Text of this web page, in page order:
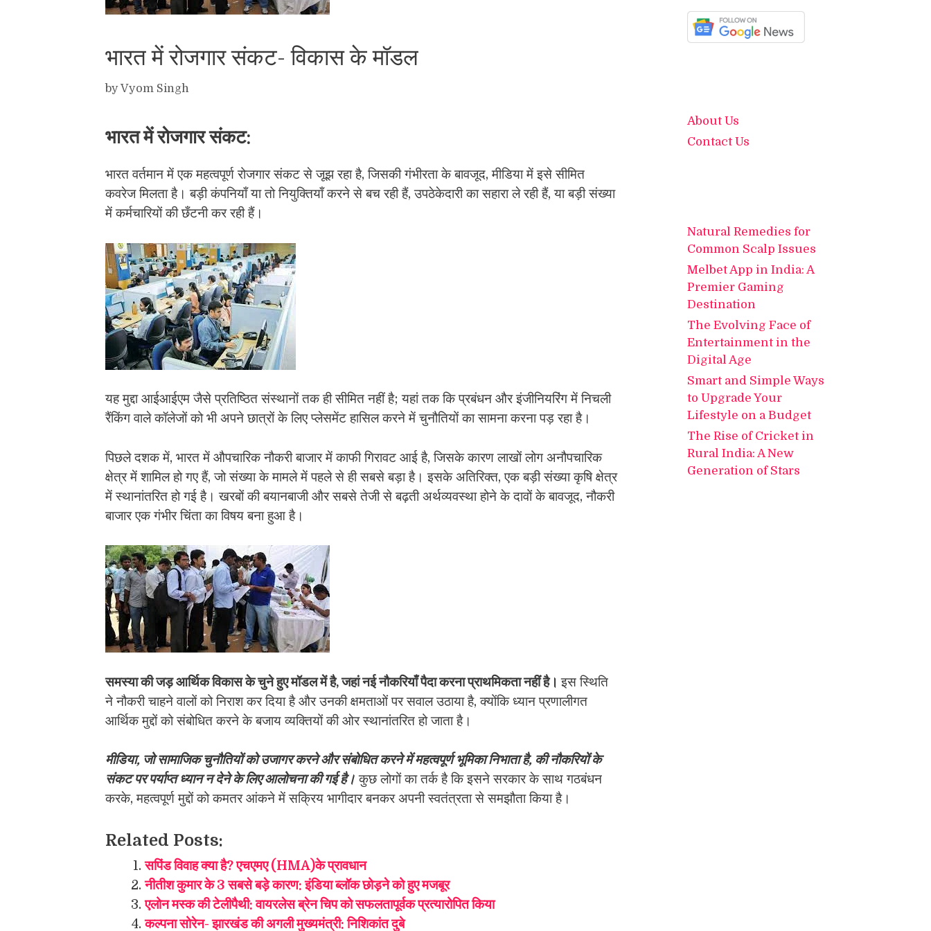
भारत में रोजगार संकट- विकास के मॉडल
byVyom Singh
भारत में रोजगार संकट:
भारत वर्तमान में एक महत्वपूर्ण रोजगार संकट से जूझ रहा है, जिसकी गंभीरता के बावजूद, मीडिया में इसे सीमित
कवरेज मिलता है। बड़ी कंपनियाँ या तो नियुक्तियाँ करने से बच रही हैं, उपठेकेदारी का सहारा ले रही हैं, या बड़ी संख्या
में कर्मचारियों की छँटनी कर रही हैं।
यह मुद्दा आईआईएम जैसे प्रतिष्ठित संस्थानों तक ही सीमित नहीं है; यहां तक ​​कि प्रबंधन और इंजीनियरिंग में निचली
रैंकिंग वाले कॉलेजों को भी अपने छात्रों के लिए प्लेसमेंट हासिल करने में चुनौतियों का सामना करना पड़ रहा है।
पिछले दशक में, भारत में औपचारिक नौकरी बाजार में काफी गिरावट आई है, जिसके कारण लाखों लोग अनौपचारिक
क्षेत्र में शामिल हो गए हैं, जो संख्या के मामले में पहले से ही सबसे बड़ा है। इसके अतिरिक्त, एक बड़ी संख्या कृषि क्षेत्र
में स्थानांतरित हो गई है। खरबों की बयानबाजी और सबसे तेजी से बढ़ती अर्थव्यवस्था होने के दावों के बावजूद, नौकरी
बाजार एक गंभीर चिंता का विषय बना हुआ है।
समस्या की जड़ आर्थिक विकास के चुने हुए मॉडल में है, जहां नई नौकरियाँ पैदा करना प्राथमिकता नहीं है।इस स्थिति
ने नौकरी चाहने वालों को निराश कर दिया है और उनकी क्षमताओं पर सवाल उठाया है, क्योंकि ध्यान प्रणालीगत
आर्थिक मुद्दों को संबोधित करने के बजाय व्यक्तियों की ओर स्थानांतरित हो जाता है।
मीडिया, जो सामाजिक चुनौतियों को उजागर करने और संबोधित करने में महत्वपूर्ण भूमिका निभाता है, की नौकरियों के
संकट पर पर्याप्त ध्यान न देने के लिए आलोचना की गई है। कुछ लोगों का तर्क है कि इसने सरकार के साथ गठबंधन
करके, महत्वपूर्ण मुद्दों को कमतर आंकने में सक्रिय भागीदार बनकर अपनी स्वतंत्रता से समझौता किया है।
Related Posts:
सपिंड विवाह क्या है? एचएमए (HMA)के प्रावधान
नीतीश कुमार के 3 सबसे बड़े कारण: इंडिया ब्लॉक छोड़ने को हुए मजबूर
एलोन मस्क की टेलीपैथी: वायरलेस ब्रेन चिप को सफलतापूर्वक प्रत्यारोपित किया
कल्पना सोरेन- झारखंड की अगली मुख्यमंत्री: निशिकांत दुबे
About Us
Contact Us
Natural Remedies for
Common Scalp Issues
Melbet App in India: A
Premier Gaming
Destination
The Evolving Face of
Entertainment in the
Digital Age
Smart and Simple Ways
to Upgrade Your
Lifestyle on a Budget
The Rise of Cricket in
Rural India: A New
Generation of Stars